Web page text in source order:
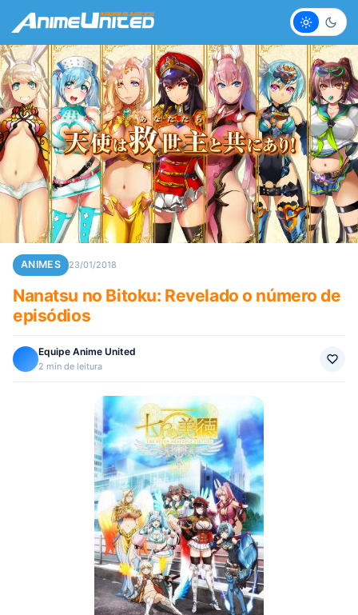
Claro
ANIMES 23/01/2018
Nanatsu no Bitoku: Revelado o número de
episódios
Equipe Anime United
2 min de leitura